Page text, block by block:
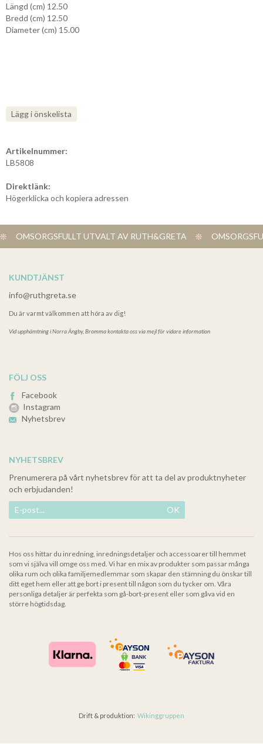
Längd (cm) 12.50
Bredd (cm) 12.50
Diameter (cm) 15.00
Lägg i önskelista
Artikelnummer:
LB5808
Direktlänk:
Högerklicka och kopiera adressen
OMSORGSFULLT UTVALT AV RUTH&GRETA
KUNDTJÄNST
info@ruthgreta.se
Du är varmt välkommen att höra av dig!
Vid upphämtning iNorra Ängby, Bromma kontakta oss via mejl för vidare information
FÖLJ OSS
Facebook
Instagram
Nyhetsbrev
NYHETSBREV
Prenumerera på vårt nyhetsbrev för att ta del av produktnyheter
och erbjudanden!
OK
Hos oss hittar du inredning, inredningsdetaljer och accessoarer till hemmet
som vi själva vill omge oss med. Vi har en mix av produkter som passar många
olika rum och olika familjemedlemmar som skapar den stämning du önskar till
ditt eget hem eller att ge bort i present till någon som du tycker om. Våra
personliga detaljer är perfekta som gå-bort-present eller som gåva vid en
större högtidsdag.
Drift & produktion: Wikinggruppen